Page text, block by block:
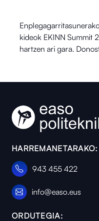
kideok EKINN Summit
hartzen ari gara.
HARREMANETARAKO:
943 455 422
info@easo.eus
ORDUTEGIA: